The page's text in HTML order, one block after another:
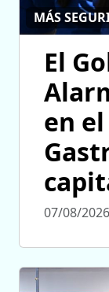
MÁS
El
en
07/08/